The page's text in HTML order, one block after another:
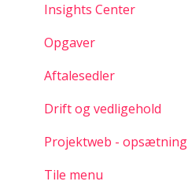
Insights Center
Opgaver
Aftalesedler
Drift og vedligehold
Projektweb - opsætning
Tile menu